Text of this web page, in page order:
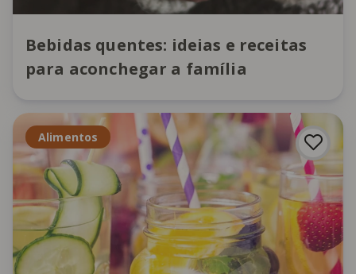
Bebidas quentes: ideias e receitas
para aconchegar a família
Alimentos